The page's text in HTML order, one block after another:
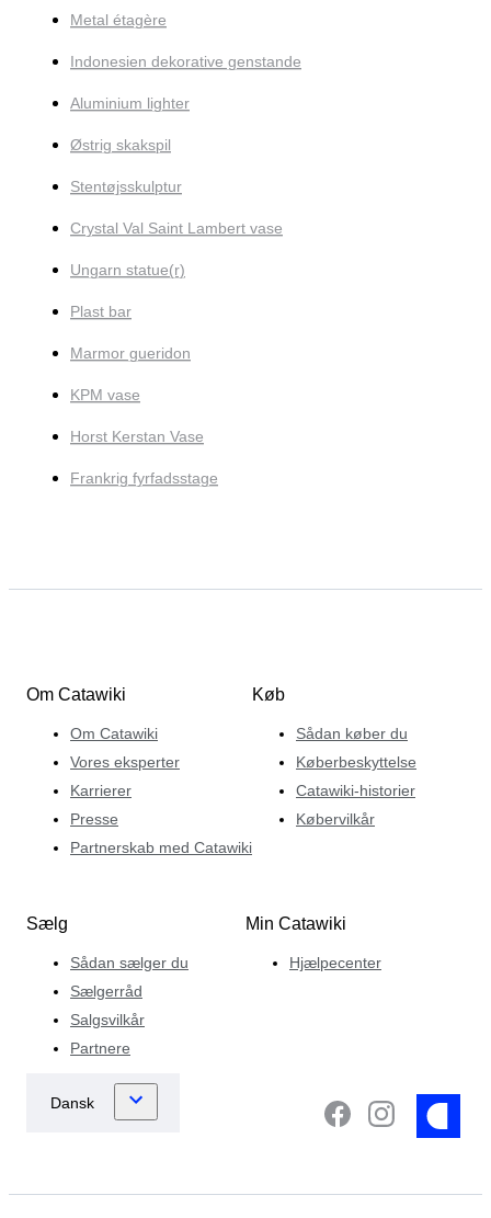
Metal étagère
Indonesien dekorative genstande
Aluminium lighter
Østrig skakspil
Stentøjsskulptur
Crystal Val Saint Lambert vase
Ungarn statue(r)
Plast bar
Marmor gueridon
KPM vase
Horst Kerstan Vase
Frankrig fyrfadsstage
Om Catawiki
Om Catawiki
Vores eksperter
Karrierer
Presse
Partnerskab med Catawiki
Køb
Sådan køber du
Køberbeskyttelse
Catawiki-historier
Købervilkår
Sælg
Sådan sælger du
Sælgerråd
Salgsvilkår
Partnere
Min Catawiki
Hjælpecenter